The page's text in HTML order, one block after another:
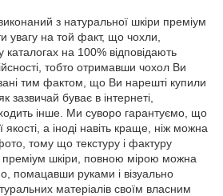
з натуральної шкіри преміум
увагу на той факт, що чохли,
на 100% відповідають
тобто отримавши чохол Ви
тим фактом, що Ви нарешті купили
буває в інтернеті,
інше. Ми суворо гарантуємо, що
а іноді навіть краще, ніж можна
тому що текстуру і фактуру
преміум шкіри, повною мірою можна
помацавши руками і візуально
матеріалів своїм власним